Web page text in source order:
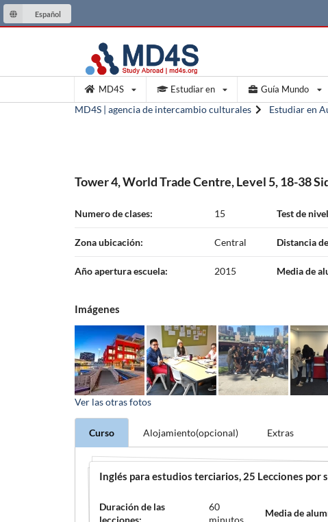
Español
MD4S Estudiar en Guía Mundo
MD4S | agencia de intercambio culturales Estudiar en
Tower 4, World Trade Centre, Level 5, 18-38
Numero de clases: 15 Test de
Zona ubicación: Central Distancia
Año apertura escuela: 2015 Media de
Imágenes
Ver las otrasfotos
Curso Alojamiento(opcional) Extras
Inglés para estudios terciarios, 25 Lecciones por
Duración de las
lecciones:
60
minutos.
Media de